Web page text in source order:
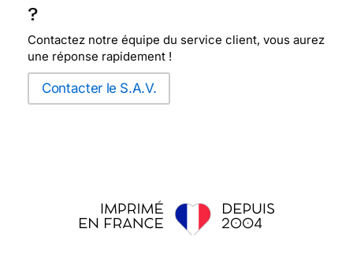
?
Contactez notre équipe du service client, vous aurez
une réponse rapidement !
Contacter le S.A.V.